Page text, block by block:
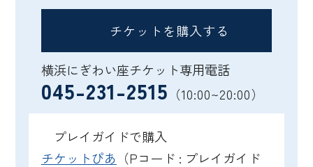
チケットを購入する
横浜にぎわい座チケット専用電話
045-231-2515 （10:00~20:00）
プレイガイドで購入
チケットぴあ （Pコード : プレイガイド